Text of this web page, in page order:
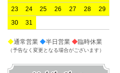
23
24 25 26 27 28
29
30
31
◆通常営業 ◆半日営業 ◆臨時休業
（予告なく変更となる場合がございます）